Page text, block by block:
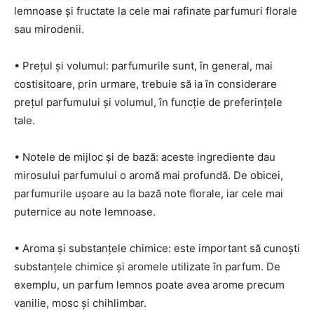
lemnoase și fructate la cele mai rafinate parfumuri florale
sau mirodenii.
• Prețul și volumul: parfumurile sunt, în general, mai
costisitoare, prin urmare, trebuie să ia în considerare
prețul parfumului și volumul, în funcție de preferințele
tale.
• Notele de mijloc și de bază: aceste ingrediente dau
mirosului parfumului o aromă mai profundă. De obicei,
parfumurile ușoare au la bază note florale, iar cele mai
puternice au note lemnoase.
• Aroma și substanțele chimice: este important să cunoști
substanțele chimice și aromele utilizate în parfum. De
exemplu, un parfum lemnos poate avea arome precum
vanilie, mosc și chihlimbar.